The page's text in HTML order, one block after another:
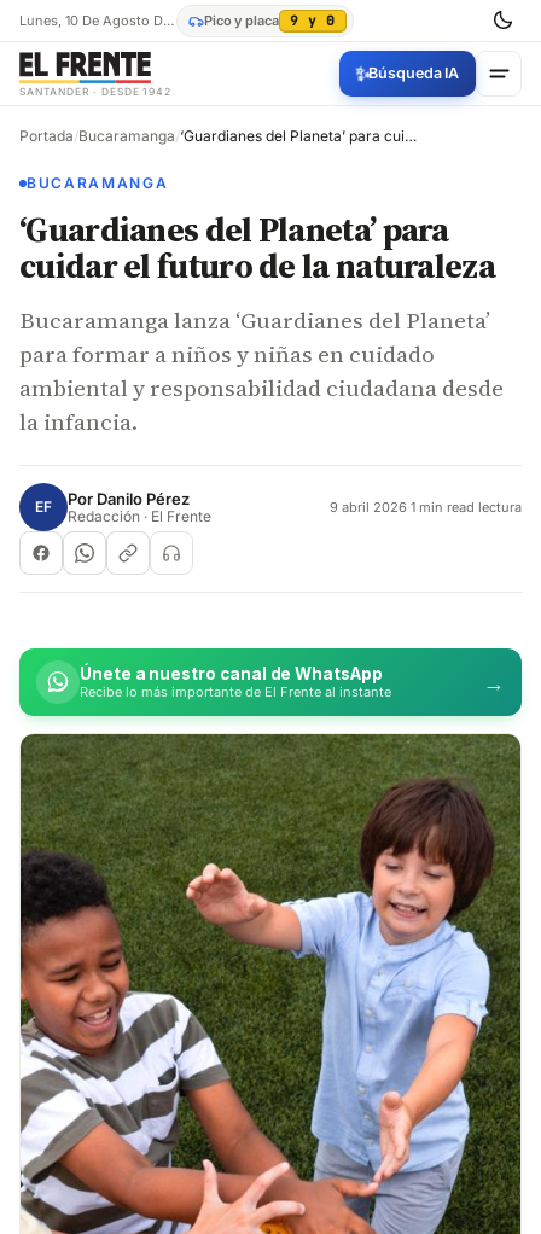
Lunes, 10 De Agosto De 2026 Pico y placa 9 y 0
SANTANDER · DESDE 1942
✨Búsqueda IA
Portada/Bucaramanga/ ‘Guardianes del Planeta’ para cuidar el futuro de la naturaleza
BUCARAMANGA
‘Guardianes del Planeta’ para
cuidar el futuro de la naturaleza
Bucaramanga lanza ‘Guardianes del Planeta’
para formar a niños y niñas en cuidado
ambiental y responsabilidad ciudadana desde
la infancia.
EF Por Danilo Pérez
Redacción · El Frente 9 abril 2026·1 min read lectura
Únete a nuestro canal de WhatsApp
Recibe lo más importante de El Frente al instante →